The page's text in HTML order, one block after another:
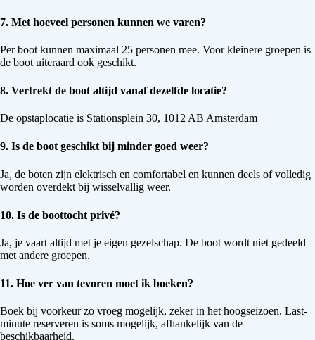
7. Met hoeveel personen kunnen we varen?
Per boot kunnen maximaal 25 personen mee. Voor kleinere groepen is
de boot uiteraard ook geschikt.
8. Vertrekt de boot altijd vanaf dezelfde locatie?
De opstaplocatie is Stationsplein 30, 1012 AB Amsterdam
9. Is de boot geschikt bij minder goed weer?
Ja, de boten zijn elektrisch en comfortabel en kunnen deels of volledig
worden overdekt bij wisselvallig weer.
10. Is de boottocht privé?
Ja, je vaart altijd met je eigen gezelschap. De boot wordt niet gedeeld
met andere groepen.
11. Hoe ver van tevoren moet ik boeken?
Boek bij voorkeur zo vroeg mogelijk, zeker in het hoogseizoen. Last-
minute reserveren is soms mogelijk, afhankelijk van de
beschikbaarheid.